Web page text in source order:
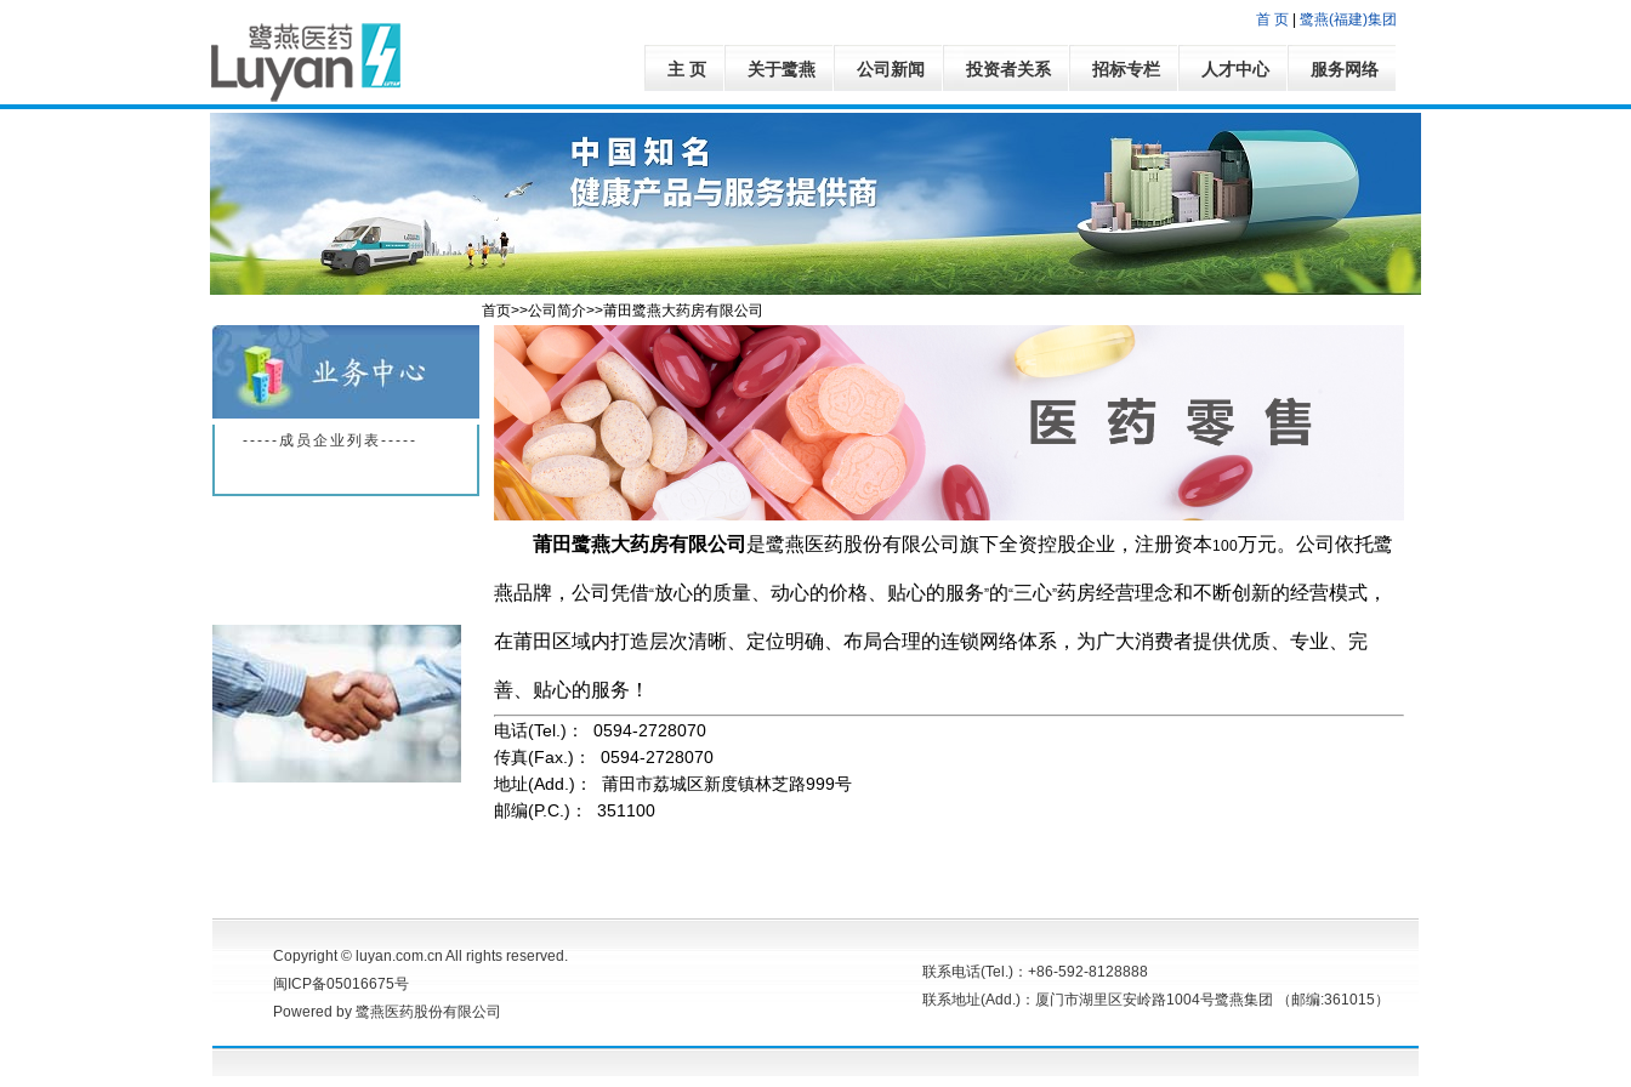
首 页 鹭燕(福建)集团
主 页 关于鹭燕 公司新闻 投资者关系 招标专栏 人才中心 服务网络
-----成员企业列表-----
首页>>公司简介>>莆田鹭燕大药房有限公司
莆田鹭燕大药房有限公司 是鹭燕医药股份有限公司旗下全资控股企业，注册资本100万元。公司依托鹭
燕品牌，公司凭借“放心的质量、动心的价格、贴心的服务”的“三心”药房经营理念和不断创新的经营模式，
在莆田区域内打造层次清晰、定位明确、布局合理的连锁网络体系，为广大消费者提供优质、专业、完
善、贴心的服务！
电话(Tel.)： 0594-2728070
传真(Fax.)： 0594-2728070
地址(Add.)： 莆田市荔城区新度镇林芝路999号
邮编(P.C.)： 351100
Copyright © luyan.com.cn All rights reserved.
闽ICP备05016675号
Powered by 鹭燕医药股份有限公司
联系电话(Tel.)：+86-592-8128888
联系地址(Add.)：厦门市湖里区安岭路1004号鹭燕集团 （邮编:361015）